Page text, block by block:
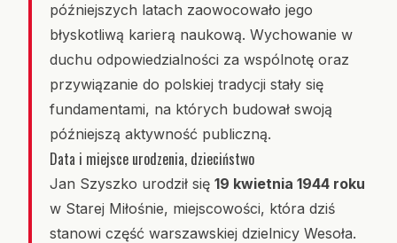
późniejszych latach zaowocowało jego
błyskotliwą karierą naukową. Wychowanie w
duchu odpowiedzialności za wspólnotę oraz
przywiązanie do polskiej tradycji stały się
fundamentami, na których budował swoją
późniejszą aktywność publiczną.
Data i miejsce urodzenia, dzieciństwo
Jan Szyszko urodził się 19 kwietnia 1944 roku
w Starej Miłośnie, miejscowości, która dziś
stanowi część warszawskiej dzielnicy Wesoła.